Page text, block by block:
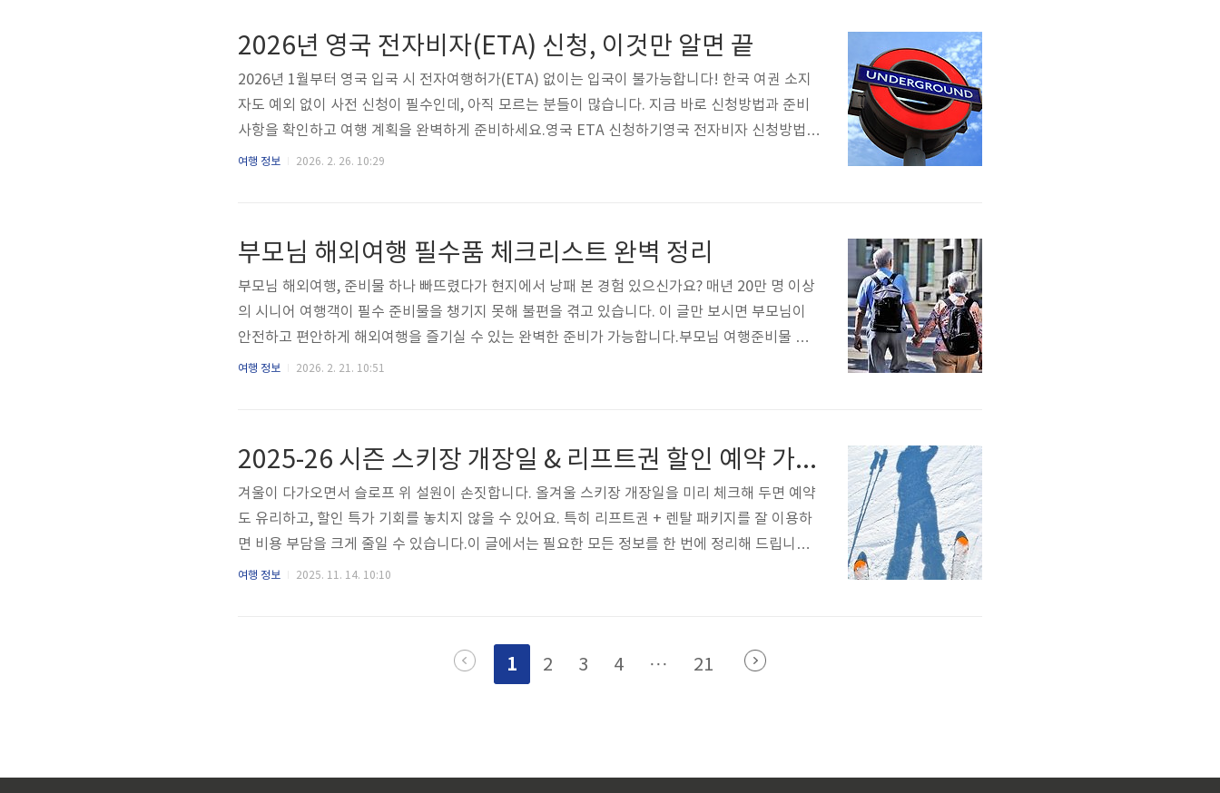
12시부터 밤 10시까지 ..
2026년 영국 전자비자(ETA) 신청, 이것만 알면 끝
2026년 1월부터 영국 입국 시 전자여행허가(ETA) 없이는 입국이 불가능합니다! 한국 여권 소지
자도 예외 없이 사전 신청이 필수인데, 아직 모르는 분들이 많습니다. 지금 바로 신청방법과 준비
사항을 확인하고 여행 계획을 완벽하게 준비하세요.영국 ETA 신청하기영국 전자비자 신청방법2
026년 1월 8일부터 한국인을 포함한 무비자 입국 국가 국민들은 반드시 ETA를 발급받아야 합니
가이드1단계: 준비서류 확인..
여행 정보 2026. 2. 26. 10:29
부모님 해외여행 필수품 체크리스트 완벽 정리
부모님 해외여행, 준비물 하나 빠뜨렸다가 현지에서 낭패 본 경험 있으신가요? 매년 20만 명 이상
의 시니어 여행객이 필수 준비물을 챙기지 못해 불편을 겪고 있습니다. 이 글만 보시면 부모님이
안전하고 편안하게 해외여행을 즐기실 수 있는 완벽한 준비가 가능합니다.부모님 여행준비물 영
상으로 보기건강 필수품 완벽준비부모님 해외여행에서 가장 중요한 것은 건강관리입니다. 평소
법여권 유효기간 확인대부분의 국가는 입국 시 여권 ..
여행 정보 2026. 2. 21. 10:51
2025-26 시즌 스키장 개장일 & 리프트권 할인 예약 가이드
겨울이 다가오면서 슬로프 위 설원이 손짓합니다. 올겨울 스키장 개장일을 미리 체크해 두면 예약
도 유리하고, 할인 특가 기회를 놓치지 않을 수 있어요. 특히 리프트권 + 렌탈 패키지를 잘 이용하
면 비용 부담을 크게 줄일 수 있습니다.이 글에서는 필요한 모든 정보를 한 번에 정리해 드립니다.
스키장 할인예약 바로가기👉 할인 리프트권 & 패키지 특가 보기2025-26 시즌 개장일 예상 및 개
제 개장일은 기상 상황(눈, 기온, 제설 설비 등)에 따라 변경될 수 있으니 방문 전 반드시 공식 홈페
여행 정보 2025. 11. 14. 10:10
1 2 3 4 ··· 21